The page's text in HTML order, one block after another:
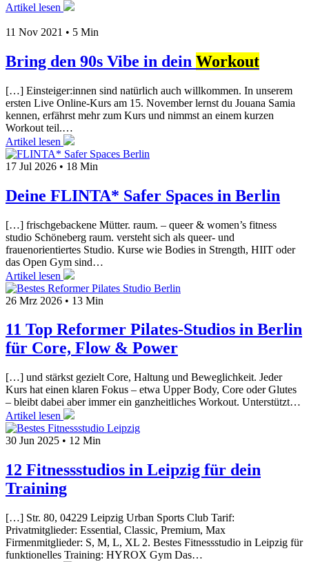
Artikel lesen
11 Nov 2021 • 5 Min
Bring den 90s Vibe in dein Workout
[…] Einsteiger:innen sind natürlich auch willkommen. In unserem
ersten Live Online-Kurs am 15. November lernst du Jouana Samia
kennen, erfährst mehr zum Kurs und nimmst an einem kurzen
Workout teil.…
Artikel lesen
17 Jul 2026 • 18 Min
Deine FLINTA* Safer Spaces in Berlin
[…] frischgebackene Mütter. raum. – queer & women’s fitness
studio Schöneberg raum. versteht sich als queer- und
frauenorientiertes Studio. Kurse wie Bodies in Strength, HIIT oder
das Open Gym sind…
Artikel lesen
26 Mrz 2026 • 13 Min
11 Top Reformer Pilates-Studios in Berlin
für Core, Flow & Power
[…] und stärkst gezielt Core, Haltung und Beweglichkeit. Jeder
Kurs hat einen klaren Fokus – etwa Upper Body, Core oder Glutes
– bleibt dabei aber immer ein ganzheitliches Workout. Unterstützt…
Artikel lesen
30 Jun 2025 • 12 Min
12 Fitnessstudios in Leipzig für dein
Training
[…] Str. 80, 04229 Leipzig Urban Sports Club Tarif:
Privatmitglieder: Essential, Classic, Premium, Max
Firmenmitglieder: S, M, L, XL 2. Bestes Fitnessstudio in Leipzig für
funktionelles Training: HYROX Gym Das…